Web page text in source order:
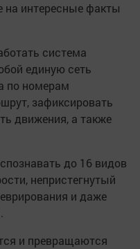
на интересные факты
система
единую сеть
по номерам
зафиксировать
движения, а также
до 16 видов
непристегнутый
и даже
и превращаются